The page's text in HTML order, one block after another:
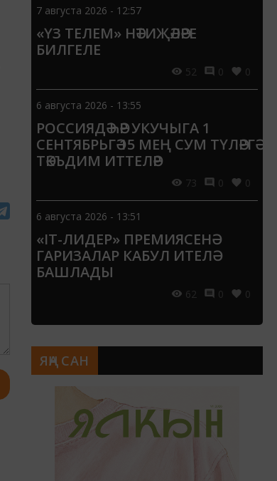
7 августа 2026 - 12:57
«ҮЗ ТЕЛЕМ» НӘТИҖӘЛӘРЕ
БИЛГЕЛЕ
52 0 0
6 августа 2026 - 13:55
РОССИЯДӘ ҺӘР УКУЧЫГА 1
СЕНТЯБРЬГӘ 15 МЕҢ СУМ ТҮЛӘРГӘ
ТӘКЪДИМ ИТТЕЛӘР
73 0 0
6 августа 2026 - 13:51
«IT-ЛИДЕР» ПРЕМИЯСЕНӘ
ГАРИЗАЛАР КАБУЛ ИТЕЛӘ
БАШЛАДЫ
62 0 0
ЯҢА САН